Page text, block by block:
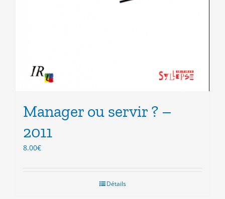
Manager ou servir ? –
2011
8.00€
Détails